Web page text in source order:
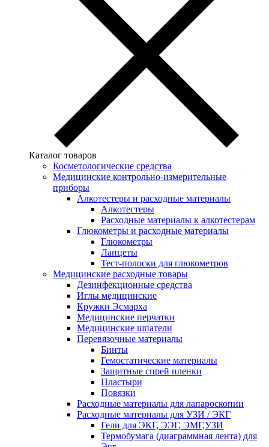
Каталог товаров
Косметологические средства
Медицинские контрольно-измерительные
приборы
Алкотестеры и расходные материалы
Алкотестеры
Расходные материалы к алкотестерам
Глюкометры и расходные материалы
Глюкометры
Ланцеты
Тест-полоски для глюкометров
Медицинские расходные товары
Дезинфекционные средства
Иглы медицинские
Кружки Эсмарха
Медицинские перчатки
Медицинские шпатели
Перевязочные материалы
Бинты
Гемостатические материалы
Защитные спрей пленки
Пластыри
Повязки
Расходные материалы для лапароскопии
Расходные материалы для УЗИ / ЭКГ
Гели для ЭКГ, ЭЭГ, ЭМГ,УЗИ
Термобумага (диаграммная лента) для